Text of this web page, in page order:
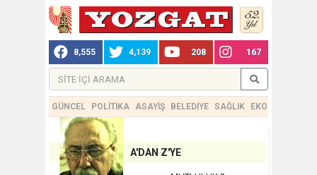
8,555 4,139 208 167
GÜNCEL POLİTİKA ASAYİŞ BELEDİYE SAĞLIK EKONOMİ
A'DAN Z'YE